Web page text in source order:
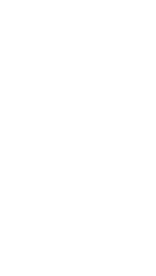
Esperienze